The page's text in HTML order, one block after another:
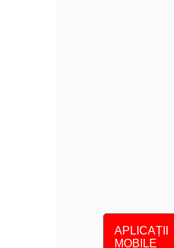
APLICAȚII
MOBILE